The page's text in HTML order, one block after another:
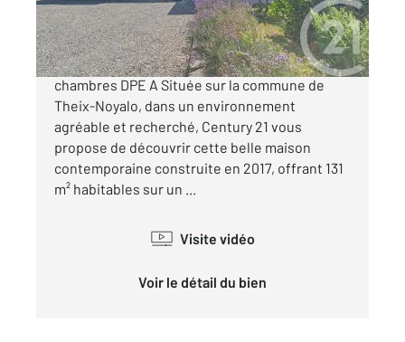
483 000 €
THEIX-NOYALO Maison contemporaine 131 m² 4
chambres DPE A Située sur la commune de
Theix-Noyalo, dans un environnement
agréable et recherché, Century 21 vous
propose de découvrir cette belle maison
contemporaine construite en 2017, offrant 131
m² habitables sur un ...
Visite vidéo
Voir le détail du bien